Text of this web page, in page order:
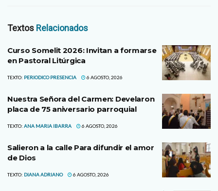
Textos Relacionados
Curso Somelit 2026: Invitan a formarse
en Pastoral Litúrgica
TEXTO: PERIODICO PRESENCIA 6 AGOSTO, 2026
Nuestra Señora del Carmen: Develaron
placa de 75 aniversario parroquial
TEXTO: ANA MARIA IBARRA 6 AGOSTO, 2026
Salieron a la calle Para difundir el amor
de Dios
TEXTO: DIANA ADRIANO 6 AGOSTO, 2026